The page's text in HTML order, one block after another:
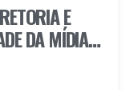
E
DA MÍDIA